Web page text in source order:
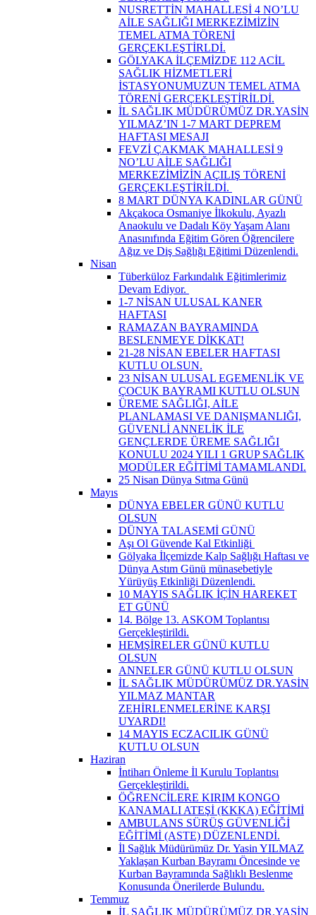
NUSRETTİN MAHALLESİ 4 NO’LU
AİLE SAĞLIĞI MERKEZİMİZİN
TEMEL ATMA TÖRENİ
GERÇEKLEŞTİRLDİ.
GÖLYAKA İLÇEMİZDE 112 ACİL
SAĞLIK HİZMETLERİ
İSTASYONUMUZUN TEMEL ATMA
TÖRENİ GERÇEKLEŞTİRİLDİ.
İL SAĞLIK MÜDÜRÜMÜZ DR.YASİN
YILMAZ’IN 1-7 MART DEPREM
HAFTASI MESAJI
FEVZİ ÇAKMAK MAHALLESİ 9
NO’LU AİLE SAĞLIĞI
MERKEZİMİZİN AÇILIŞ TÖRENİ
GERÇEKLEŞTİRİLDİ. ​
8 MART DÜNYA KADINLAR GÜNÜ
Akçakoca Osmaniye İlkokulu, Ayazlı
Anaokulu ve Dadalı Köy Yaşam Alanı
Anasınıfında Eğitim Gören Öğrencilere
Ağız ve Diş Sağlığı Eğitimi Düzenlendi.
Nisan
Tüberküloz Farkındalık Eğitimlerimiz
Devam Ediyor. ​
1-7 NİSAN ULUSAL KANER
HAFTASI
RAMAZAN BAYRAMINDA
BESLENMEYE DİKKAT!
21-28 NİSAN EBELER HAFTASI
KUTLU OLSUN.
23 NİSAN ULUSAL EGEMENLİK VE
ÇOCUK BAYRAMI KUTLU OLSUN
ÜREME SAĞLIĞI, AİLE
PLANLAMASI VE DANIŞMANLIĞI,
GÜVENLİ ANNELİK İLE
GENÇLERDE ÜREME SAĞLIĞI
KONULU 2024 YILI 1 GRUP SAĞLIK
MODÜLER EĞİTİMİ TAMAMLANDI.
25 Nisan Dünya Sıtma Günü
Mayıs
DÜNYA EBELER GÜNÜ KUTLU
OLSUN
DÜNYA TALASEMİ GÜNÜ
Aşı Ol Güvende Kal Etkinliği ​
Gölyaka İlçemizde Kalp Sağlığı Haftası ve
Dünya Astım Günü münasebetiyle
Yürüyüş Etkinliği Düzenlendi.
10 MAYIS SAĞLIK İÇİN HAREKET
ET GÜNÜ
14. Bölge 13. ASKOM Toplantısı
Gerçekleştirildi.
HEMŞİRELER GÜNÜ KUTLU
OLSUN
ANNELER GÜNÜ KUTLU OLSUN
İL SAĞLIK MÜDÜRÜMÜZ DR.YASİN
YILMAZ MANTAR
ZEHİRLENMELERİNE KARŞI
UYARDI!
14 MAYIS ECZACILIK GÜNÜ
KUTLU OLSUN
Haziran
İntiharı Önleme İl Kurulu Toplantısı
Gerçekleştirildi.
ÖĞRENCİLERE KIRIM KONGO
KANAMALI ATEŞİ (KKKA) EĞİTİMİ
AMBULANS SÜRÜŞ GÜVENLİĞİ
EĞİTİMİ (ASTE) DÜZENLENDİ.
İl Sağlık Müdürümüz Dr. Yasin YILMAZ
Yaklaşan Kurban Bayramı Öncesinde ve
Kurban Bayramında Sağlıklı Beslenme
Konusunda Önerilerde Bulundu.
Temmuz
İL SAĞLIK MÜDÜRÜMÜZ DR.YASİN